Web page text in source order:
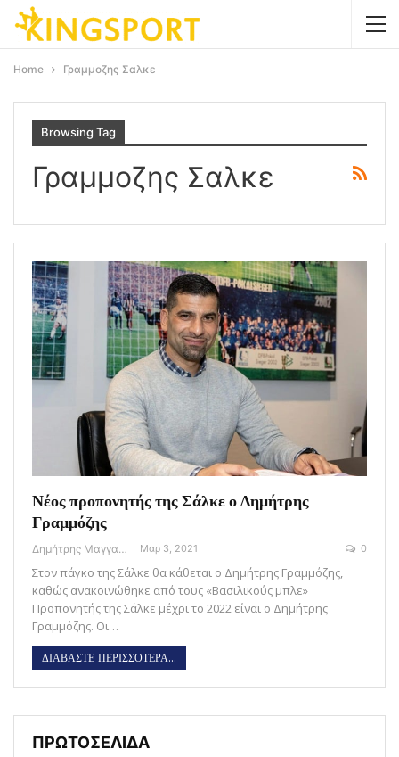
Home Γραμμοζης Σαλκε
Browsing Tag
Γραμμοζης Σαλκε
Νέος προπονητής της Σάλκε ο Δημήτρης
Γραμμόζης
Δημήτρης Μαγγανάρης Μαρ 3, 2021 0
Στον πάγκο της Σάλκε θα κάθεται ο Δημήτρης Γραμμόζης,
καθώς ανακοινώθηκε από τους «Βασιλικούς μπλε»
Προπονητής της Σάλκε μέχρι το 2022 είναι ο Δημήτρης
Γραμμόζης. Οι…
ΔΙΑΒΑΣΤΕ ΠΕΡΙΣΣΟΤΕΡΑ...
ΠΡΩΤΟΣΕΛΙΔΑ